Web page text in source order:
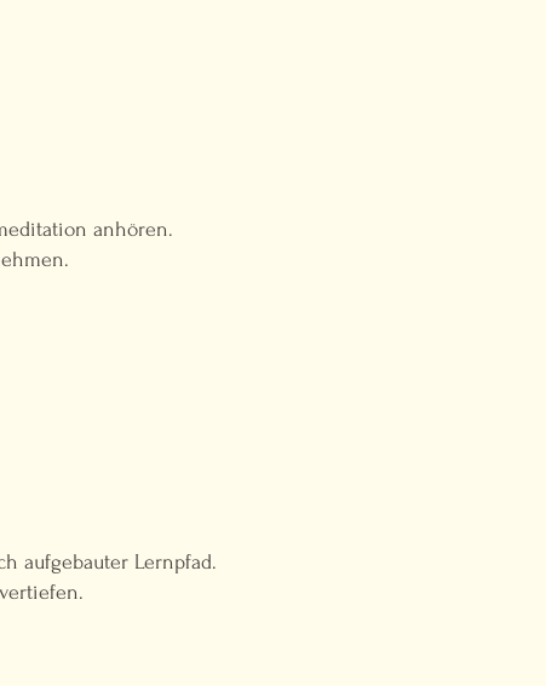
anhören.
aufgebauter Lernpfad.